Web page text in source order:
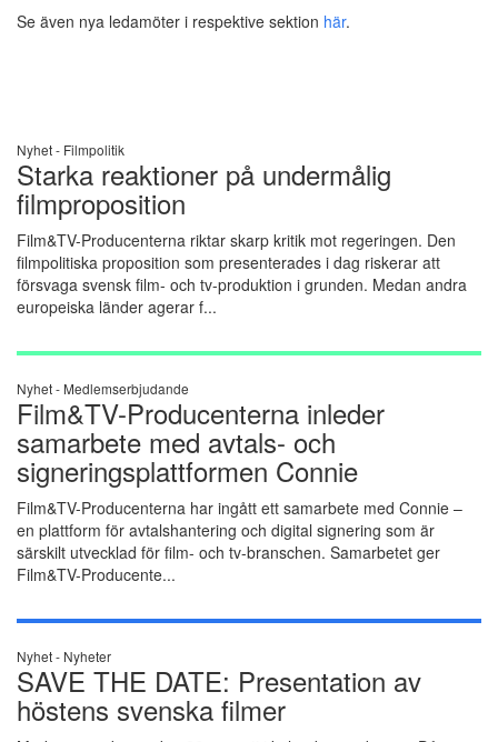
Se även nya ledamöter i respektive sektion här.
Nyhet - Filmpolitik
Starka reaktioner på undermålig
filmproposition
Film&TV-Producenterna riktar skarp kritik mot regeringen. Den
filmpolitiska proposition som presenterades i dag riskerar att
försvaga svensk film- och tv-produktion i grunden. Medan andra
europeiska länder agerar f...
Nyhet - Medlemserbjudande
Film&TV-Producenterna inleder
samarbete med avtals- och
signeringsplattformen Connie
Film&TV-Producenterna har ingått ett samarbete med Connie –
en plattform för avtalshantering och digital signering som är
särskilt utvecklad för film- och tv-branschen. Samarbetet ger
Film&TV-Producente...
Nyhet - Nyheter
SAVE THE DATE: Presentation av
höstens svenska filmer